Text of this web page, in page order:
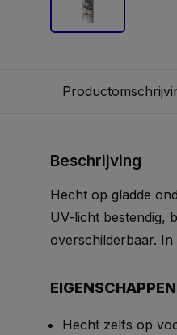
Beschrijving
Hecht op gladde
UV-licht bestendig,
overschilderbaar. In
EIGENSCHAPPEN
Hecht zelfs op